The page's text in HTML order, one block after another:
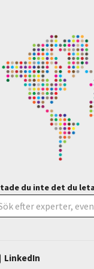
du inte det du
LinkedIn